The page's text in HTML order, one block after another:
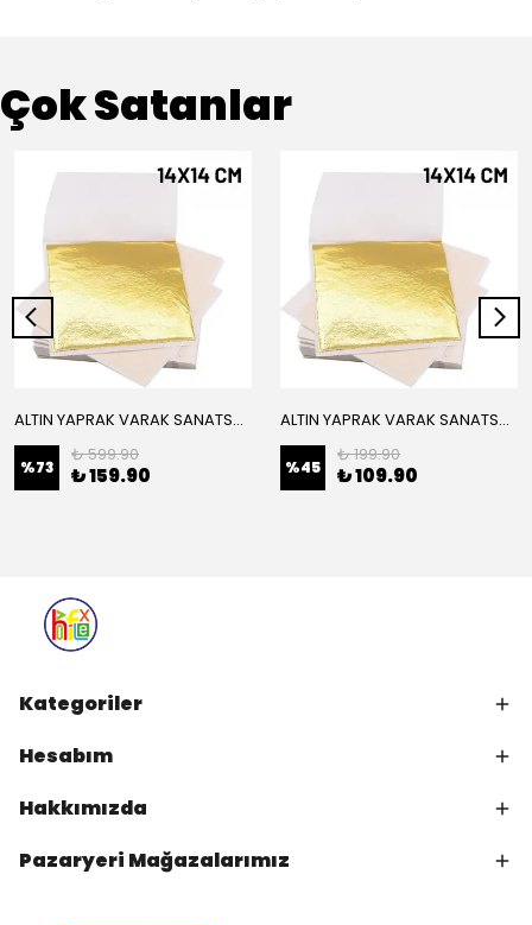
Çok Satanlar
ALTIN YAPRAK VARAK SANATSAL BÜYÜK BOY FOLYO EPOKSİ REÇİNE NAİL ART 16 ADET 14X14 CM ALTIN RENK
%73
₺ 599.90
₺ 159.90
ALTIN YAPRAK VARAK SANATSAL BÜYÜK BOY FOLYO EPOKSİ REÇİNE NAİL ART 8 ADET ALTIN RENK 14X14 CM
%45
₺ 199.90
₺ 109.90
Kategoriler
Hesabım
Hakkımızda
Pazaryeri Mağazalarımız